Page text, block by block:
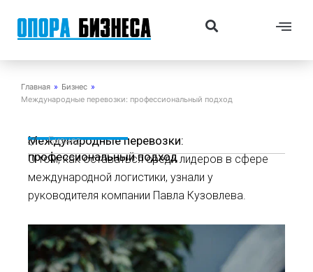
Search
Главная » Бизнес »
Международные перевозки: профессиональный подход
Международные перевозки:
профессиональный подход
Бизнес
О том, как оставаться среди лидеров в сфере
международной логистики, узнали у
руководителя компании Павла Кузовлева.